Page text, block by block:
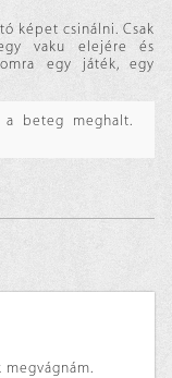
képet csinálni. Csak
vaku elejére és
egy játék, egy
beteg meghalt.